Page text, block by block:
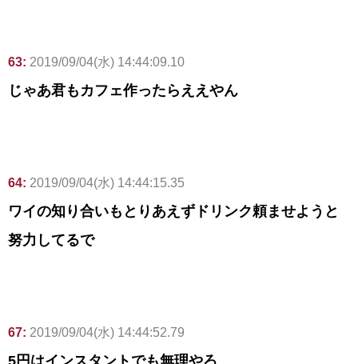
63: 2019/09/04(水) 14:44:09.10
じゃあ君もカフェ作ったらええやん
64: 2019/09/04(水) 14:44:15.35
ワイの知り合いもとりあえずドリンク頼ませようと
努力してるで
67: 2019/09/04(水) 14:44:52.79